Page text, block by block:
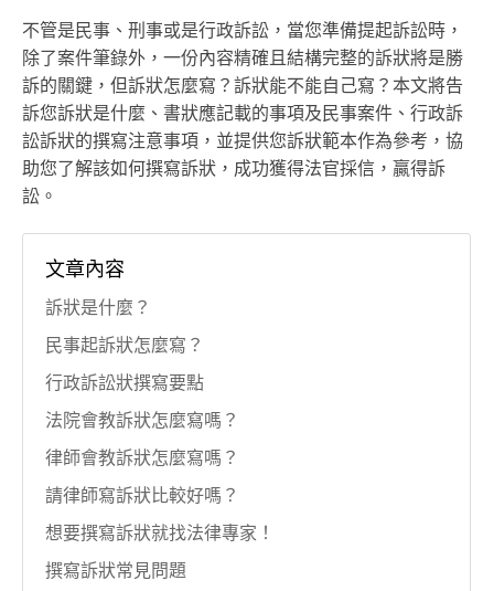
不管是民事、刑事或是行政訴訟，當您準備提起訴訟時，
除了案件筆錄外，一份內容精確且結構完整的訴狀將是勝
訴的關鍵，但訴狀怎麼寫？訴狀能不能自己寫？本文將告
訴您訴狀是什麼、書狀應記載的事項及民事案件、行政訴
訟訴狀的撰寫注意事項，並提供您訴狀範本作為參考，協
助您了解該如何撰寫訴狀，成功獲得法官採信，贏得訴
訟。
文章內容
訴狀是什麼？
民事起訴狀怎麼寫？
行政訴訟狀撰寫要點
法院會教訴狀怎麼寫嗎？
律師會教訴狀怎麼寫嗎？
請律師寫訴狀比較好嗎？
想要撰寫訴狀就找法律專家！
撰寫訴狀常見問題